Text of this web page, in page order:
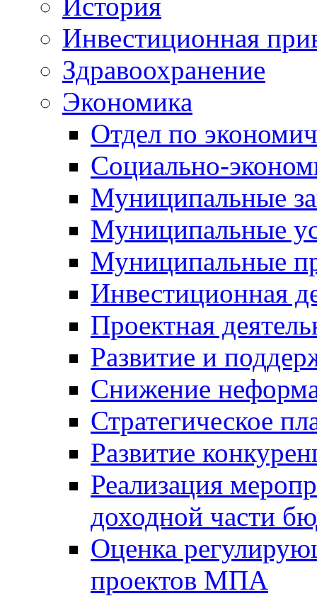
Инвестиционная
Здравоохранение
Экономика
Отдел по
Социально-
Муниципальные
Муниципальные
Муниципальные
Инвестиционная
Проектная
Развитие и
Снижение
Стратегическое
Развитие
Реализация
доходной части
Оценка
проектов МПА